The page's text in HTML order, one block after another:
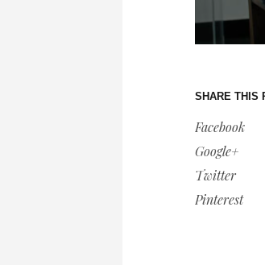
SHARE THIS
Facebook
Google+
Twitter
Pinterest